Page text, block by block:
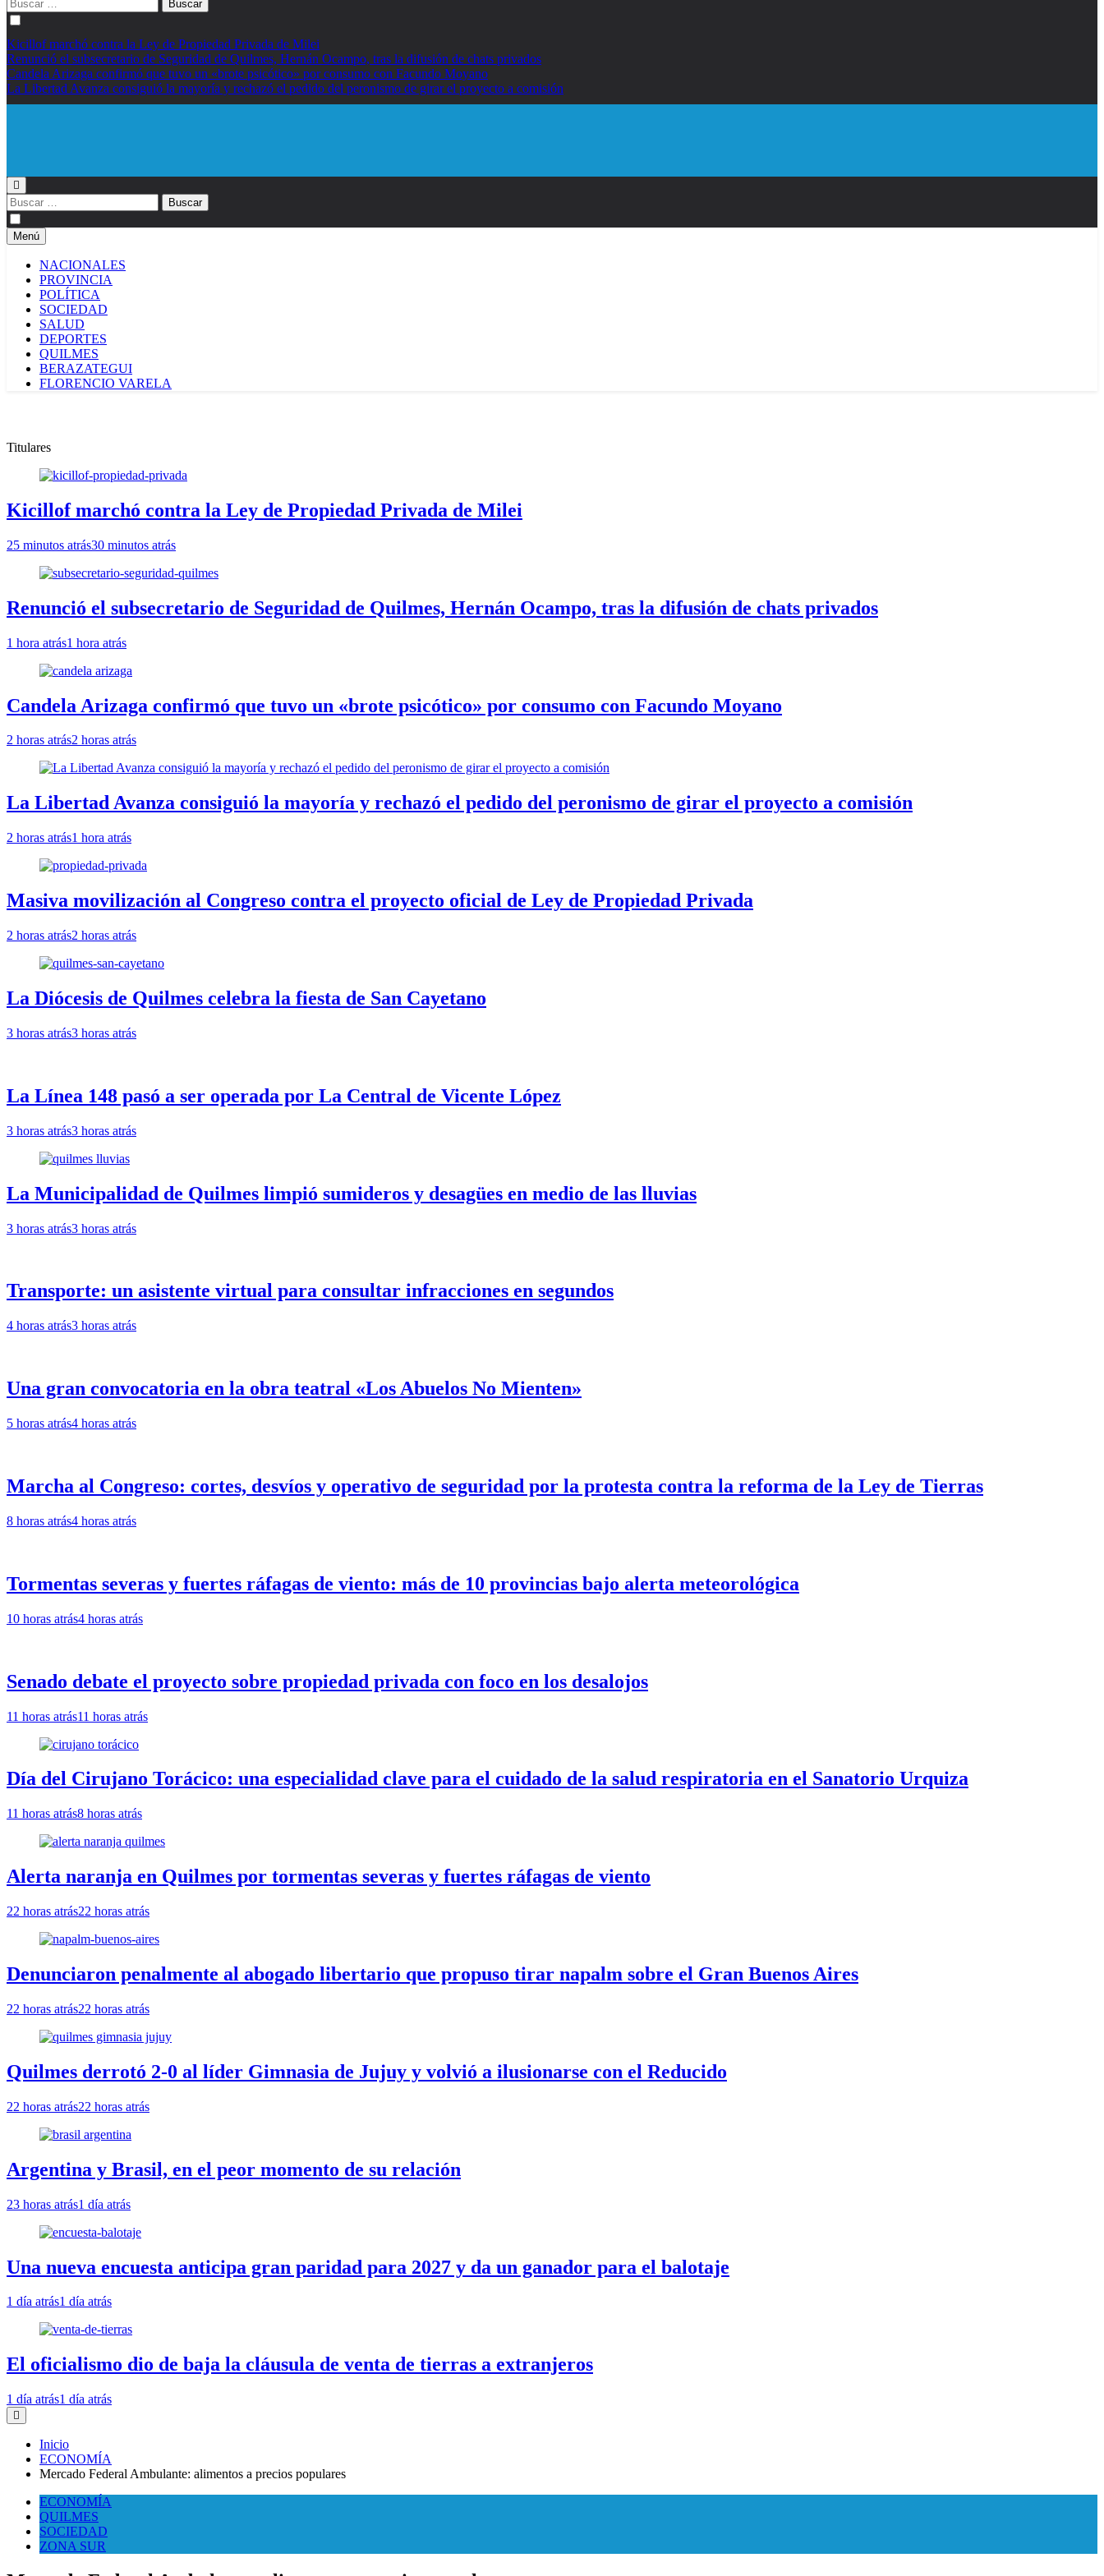
Kicillof marchó contra la Ley de Propiedad Privada de Milei
Renunció el subsecretario de Seguridad de Quilmes, Hernán Ocampo, tras la difusión de chats privados
Candela Arizaga confirmó que tuvo un «brote psicótico» por consumo con Facundo Moyano
La Libertad Avanza consiguió la mayoría y rechazó el pedido del peronismo de girar el proyecto a comisión
Buscar:
Menú
NACIONALES
PROVINCIA
POLÍTICA
SOCIEDAD
SALUD
DEPORTES
QUILMES
BERAZATEGUI
FLORENCIO VARELA
Titulares
Kicillof marchó contra la Ley de Propiedad Privada de Milei
25 minutos atrás30 minutos atrás
Renunció el subsecretario de Seguridad de Quilmes, Hernán Ocampo, tras la difusión de chats privados
1 hora atrás1 hora atrás
Candela Arizaga confirmó que tuvo un «brote psicótico» por consumo con Facundo Moyano
2 horas atrás2 horas atrás
La Libertad Avanza consiguió la mayoría y rechazó el pedido del peronismo de girar el proyecto a comisión
2 horas atrás1 hora atrás
Masiva movilización al Congreso contra el proyecto oficial de Ley de Propiedad Privada
2 horas atrás2 horas atrás
La Diócesis de Quilmes celebra la fiesta de San Cayetano
3 horas atrás3 horas atrás
La Línea 148 pasó a ser operada por La Central de Vicente López
3 horas atrás3 horas atrás
La Municipalidad de Quilmes limpió sumideros y desagües en medio de las lluvias
3 horas atrás3 horas atrás
Transporte: un asistente virtual para consultar infracciones en segundos
4 horas atrás3 horas atrás
Una gran convocatoria en la obra teatral «Los Abuelos No Mienten»
5 horas atrás4 horas atrás
Marcha al Congreso: cortes, desvíos y operativo de seguridad por la protesta contra la reforma de la Ley de Tierras
8 horas atrás4 horas atrás
Tormentas severas y fuertes ráfagas de viento: más de 10 provincias bajo alerta meteorológica
10 horas atrás4 horas atrás
Senado debate el proyecto sobre propiedad privada con foco en los desalojos
11 horas atrás11 horas atrás
Día del Cirujano Torácico: una especialidad clave para el cuidado de la salud respiratoria en el Sanatorio Urquiza
11 horas atrás8 horas atrás
Alerta naranja en Quilmes por tormentas severas y fuertes ráfagas de viento
22 horas atrás22 horas atrás
Denunciaron penalmente al abogado libertario que propuso tirar napalm sobre el Gran Buenos Aires
22 horas atrás22 horas atrás
Quilmes derrotó 2-0 al líder Gimnasia de Jujuy y volvió a ilusionarse con el Reducido
22 horas atrás22 horas atrás
Argentina y Brasil, en el peor momento de su relación
23 horas atrás1 día atrás
Una nueva encuesta anticipa gran paridad para 2027 y da un ganador para el balotaje
1 día atrás1 día atrás
El oficialismo dio de baja la cláusula de venta de tierras a extranjeros
1 día atrás1 día atrás
Inicio
ECONOMÍA
Mercado Federal Ambulante: alimentos a precios populares
ECONOMÍA
QUILMES
SOCIEDAD
ZONA SUR